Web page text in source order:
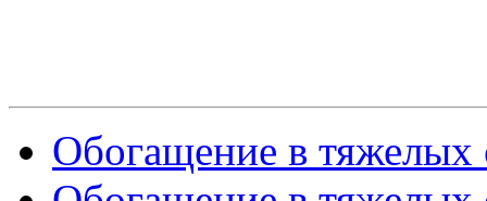
Обогащение в тяжелых